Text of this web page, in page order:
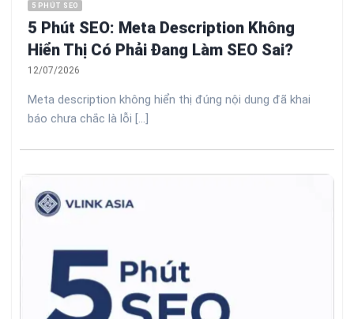
5 PHÚT SEO
5 Phút SEO: Meta Description Không
Hiển Thị Có Phải Đang Làm SEO Sai?
12/07/2026
Meta description không hiển thị đúng nội dung đã khai
báo chưa chắc là lỗi [...]